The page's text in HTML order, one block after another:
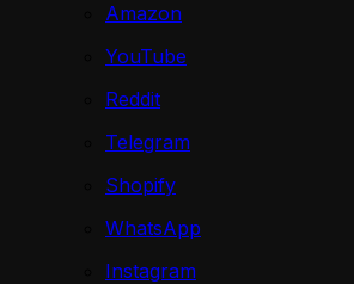
Amazon
YouTube
Reddit
Telegram
Shopify
WhatsApp
Instagram